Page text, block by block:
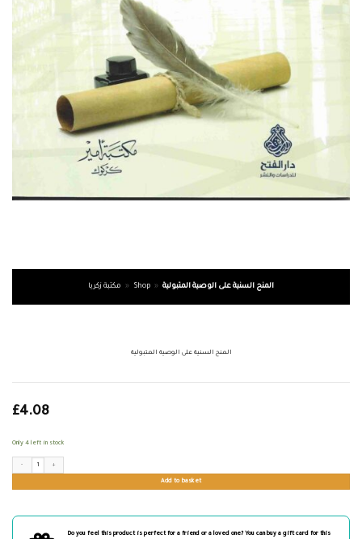
مكتبة زكريا » Shop » المنح السنية على الوصية المتبولية
المنح السنية على الوصية المتبولية
£4.08
Only 4 left in stock
Add to basket
Do you feel this product is perfect for a friend or a loved one? You can buy a gift card for this